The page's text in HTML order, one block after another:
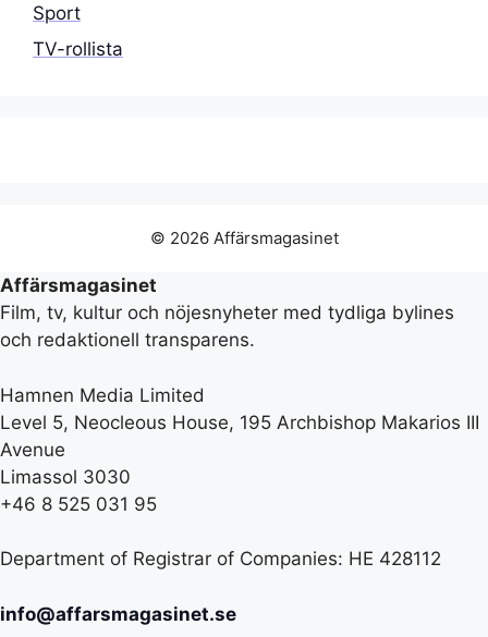
Sport
TV-rollista
© 2026 Affärsmagasinet
Affärsmagasinet
Film, tv, kultur och nöjesnyheter med tydliga bylines
och redaktionell transparens.
Hamnen Media Limited
Level 5, Neocleous House, 195 Archbishop Makarios III
Avenue
Limassol 3030
+46 8 525 031 95
Department of Registrar of Companies: HE 428112
info@affarsmagasinet.se